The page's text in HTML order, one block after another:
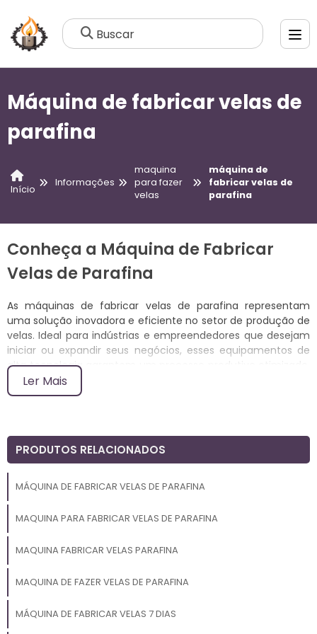
Buscar
Máquina de fabricar velas de
parafina
Início
Informações
maquina
para fazer
velas
máquina de
fabricar velas de
parafina
Conheça a Máquina de Fabricar
Velas de Parafina
As máquinas de fabricar velas de parafina representam
uma solução inovadora e eficiente no setor de produção de
velas. Ideal para indústrias e empreendedores que desejam
iniciar ou expandir seus negócios, esses equipamentos de
alta tecnologia garantem um processo produtivo otimizado,
economia de recursos e excelente qualidade nos produtos
finais.
aromáticas e funcionais, investir em uma máquina desse
tipo se torna uma escolha estratégica. As velas de parafina
são versáteis, podendo ser utilizadas em diversas ocasiões e
ambientes, o que aumenta seu apelo comercial e seu
potencial de vendas.
Vantagens de Investir em Máquinas
para Fabricação de Velas de
Parafina
Uma das principais vantagens das máquinas para fabricar
velas de parafina é a possibilidade de personalização. Com
Ler Mais
PRODUTOS RELACIONADOS
MÁQUINA DE FABRICAR VELAS DE PARAFINA
MAQUINA PARA FABRICAR VELAS DE PARAFINA
MAQUINA FABRICAR VELAS PARAFINA
MAQUINA DE FAZER VELAS DE PARAFINA
MÁQUINA DE FABRICAR VELAS 7 DIAS